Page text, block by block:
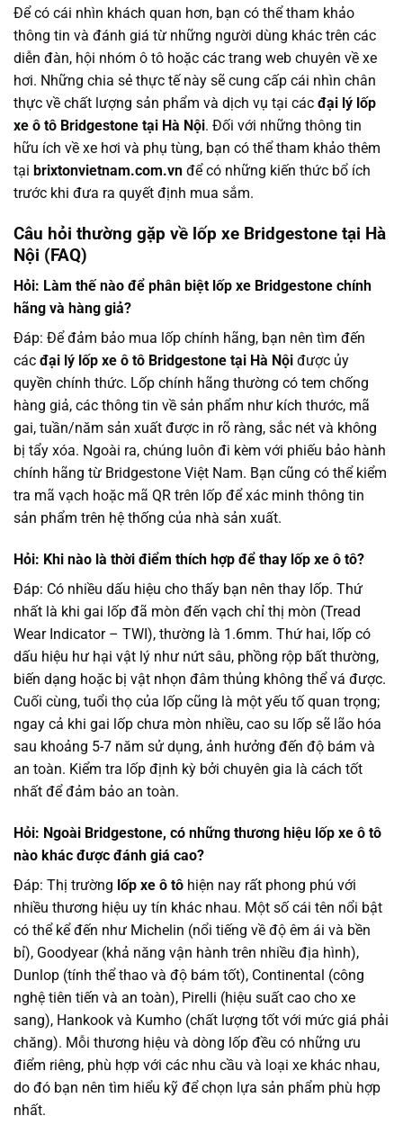
Để có cái nhìn khách quan hơn, bạn có thể tham khảo
thông tin và đánh giá từ những người dùng khác trên các
diễn đàn, hội nhóm ô tô hoặc các trang web chuyên về xe
hơi. Những chia sẻ thực tế này sẽ cung cấp cái nhìn chân
thực về chất lượng sản phẩm và dịch vụ tại các đại lý lốp
xe ô tô Bridgestone tại Hà Nội. Đối với những thông tin
hữu ích về xe hơi và phụ tùng, bạn có thể tham khảo thêm
tại brixtonvietnam.com.vn để có những kiến thức bổ ích
trước khi đưa ra quyết định mua sắm.
Câu hỏi thường gặp về lốp xe Bridgestone tại Hà
Nội (FAQ)
Hỏi: Làm thế nào để phân biệt lốp xe Bridgestone chính
hãng và hàng giả?
Đáp: Để đảm bảo mua lốp chính hãng, bạn nên tìm đến
các đại lý lốp xe ô tô Bridgestone tại Hà Nội được ủy
quyền chính thức. Lốp chính hãng thường có tem chống
hàng giả, các thông tin về sản phẩm như kích thước, mã
gai, tuần/năm sản xuất được in rõ ràng, sắc nét và không
bị tẩy xóa. Ngoài ra, chúng luôn đi kèm với phiếu bảo hành
chính hãng từ Bridgestone Việt Nam. Bạn cũng có thể kiểm
tra mã vạch hoặc mã QR trên lốp để xác minh thông tin
sản phẩm trên hệ thống của nhà sản xuất.
Hỏi: Khi nào là thời điểm thích hợp để thay lốp xe ô tô?
Đáp: Có nhiều dấu hiệu cho thấy bạn nên thay lốp. Thứ
nhất là khi gai lốp đã mòn đến vạch chỉ thị mòn (Tread
Wear Indicator – TWI), thường là 1.6mm. Thứ hai, lốp có
dấu hiệu hư hại vật lý như nứt sâu, phồng rộp bất thường,
biến dạng hoặc bị vật nhọn đâm thủng không thể vá được.
Cuối cùng, tuổi thọ của lốp cũng là một yếu tố quan trọng;
ngay cả khi gai lốp chưa mòn nhiều, cao su lốp sẽ lão hóa
sau khoảng 5-7 năm sử dụng, ảnh hưởng đến độ bám và
an toàn. Kiểm tra lốp định kỳ bởi chuyên gia là cách tốt
nhất để đảm bảo an toàn.
Hỏi: Ngoài Bridgestone, có những thương hiệu lốp xe ô tô
nào khác được đánh giá cao?
Đáp: Thị trường lốp xe ô tô hiện nay rất phong phú với
nhiều thương hiệu uy tín khác nhau. Một số cái tên nổi bật
có thể kể đến như Michelin (nổi tiếng về độ êm ái và bền
bỉ), Goodyear (khả năng vận hành trên nhiều địa hình),
Dunlop (tính thể thao và độ bám tốt), Continental (công
nghệ tiên tiến và an toàn), Pirelli (hiệu suất cao cho xe
sang), Hankook và Kumho (chất lượng tốt với mức giá phải
chăng). Mỗi thương hiệu và dòng lốp đều có những ưu
điểm riêng, phù hợp với các nhu cầu và loại xe khác nhau,
do đó bạn nên tìm hiểu kỹ để chọn lựa sản phẩm phù hợp
nhất.